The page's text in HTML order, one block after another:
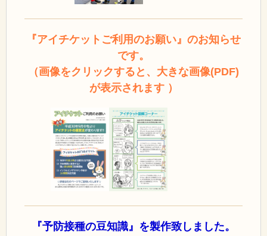
『アイチケットご利用のお願い』のお知らせ
です。
（画像をクリックすると、大きな画像(PDF)
が表示されます ）
『予防接種の豆知識』を製作致しました。